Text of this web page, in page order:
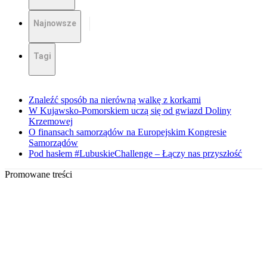
Najnowsze
Tagi
Znaleźć sposób na nierówną walkę z korkami
W Kujawsko-Pomorskiem uczą się od gwiazd Doliny
Krzemowej
O finansach samorządów na Europejskim Kongresie
Samorządów
Pod hasłem #LubuskieChallenge – Łączy nas przyszłość
Promowane treści